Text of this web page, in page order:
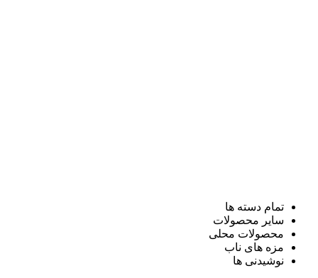
تمام دسته ها
سایر محصولات
محصولات محلی
مزه های ناب
نوشیدنی ها